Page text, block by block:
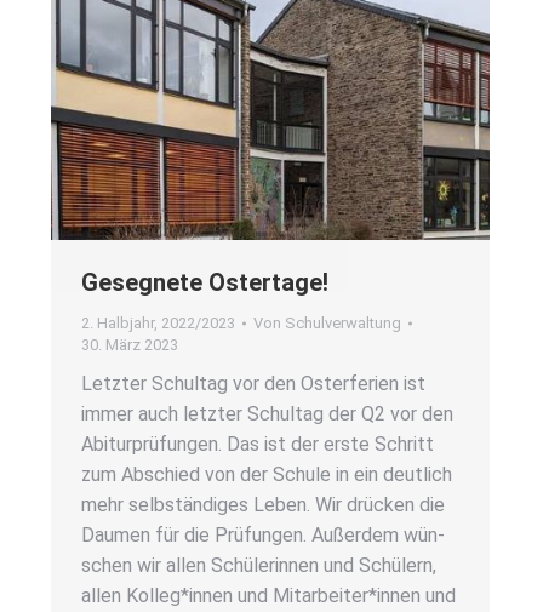
Geseg­ne­te Oster­ta­ge!
2. Halbjahr, 2022/2023 Von Schulverwaltung
30. März 2023
Letz­ter Schul­tag vor den Oster­fe­ri­en ist
immer auch letz­ter Schul­tag der Q2 vor den
Abitur­prü­fun­gen. Das ist der ers­te Schritt
zum Abschied von der Schu­le in ein deut­lich
mehr selb­stän­di­ges Leben. Wir drü­cken die
Dau­men für die Prü­fun­gen. Außer­dem wün­
schen wir allen Schü­le­rin­nen und Schü­lern,
allen Kolleg*innen und Mitarbeiter*innen und